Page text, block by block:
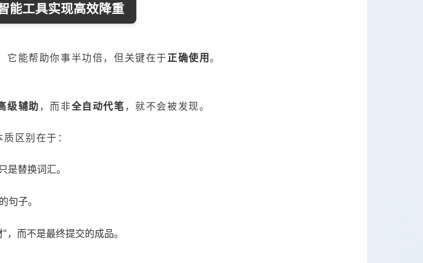
能工具实现高效降重
它能帮助你事半功倍，但关键在于正确使用。
级辅助 ，而非全自动代笔 ，就不会被发现。
区别在于：
替换词汇。
句子。
而不是最终提交的成品。